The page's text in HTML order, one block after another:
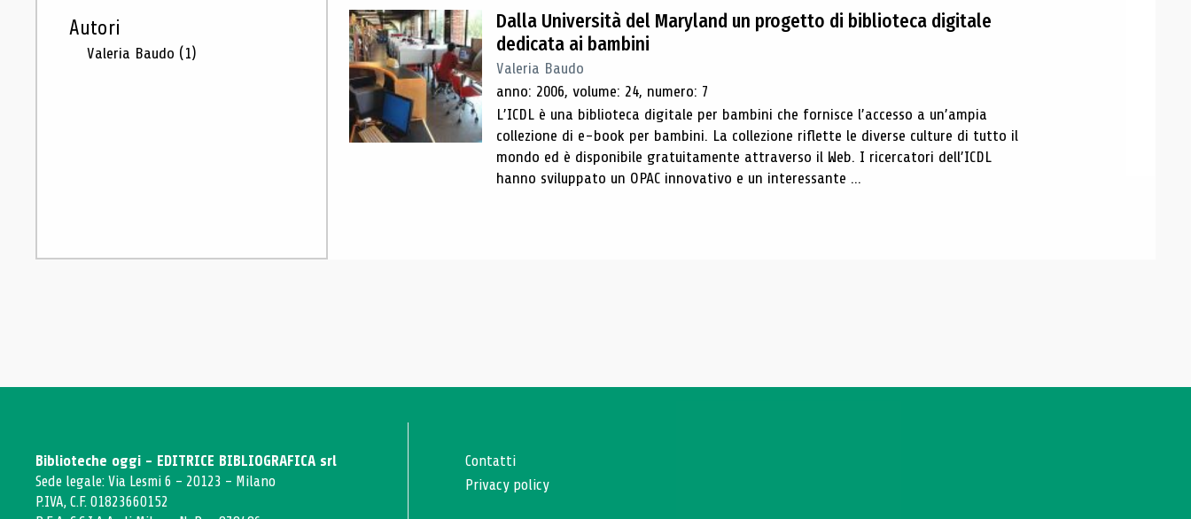
Autori
Valeria Baudo (1)
Dalla Università del Maryland un progetto di biblioteca digitale
dedicata ai bambini
Valeria Baudo
anno: 2006, volume: 24, numero: 7
L’ICDL è una biblioteca digitale per bambini che fornisce l’accesso a un’ampia
collezione di e-book per bambini. La collezione riflette le diverse culture di tutto il
mondo ed è disponibile gratuitamente attraverso il Web. I ricercatori dell’ICDL
hanno sviluppato un OPAC innovativo e un interessante ...
Biblioteche oggi - EDITRICE BIBLIOGRAFICA srl
Sede legale: Via Lesmi 6 - 20123 - Milano
P.IVA, C.F. 01823660152
Contatti
Privacy policy